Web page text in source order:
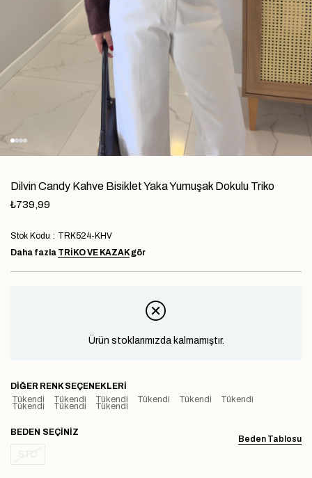
Dilvin Candy Kahve Bisiklet Yaka Yumuşak Dokulu Triko
₺739,99
Stok Kodu
TRK524-KHV
Daha fazla TRIKO VE KAZAKgör
Ürün stoklarımızda kalmamıştır.
DIĞER RENK SEÇENEKLERI
Tükendi
Tükendi Tükendi Tükendi Tükendi Tükendi
Tükendi Tükendi Tükendi
Beden Tablosu
BEDEN